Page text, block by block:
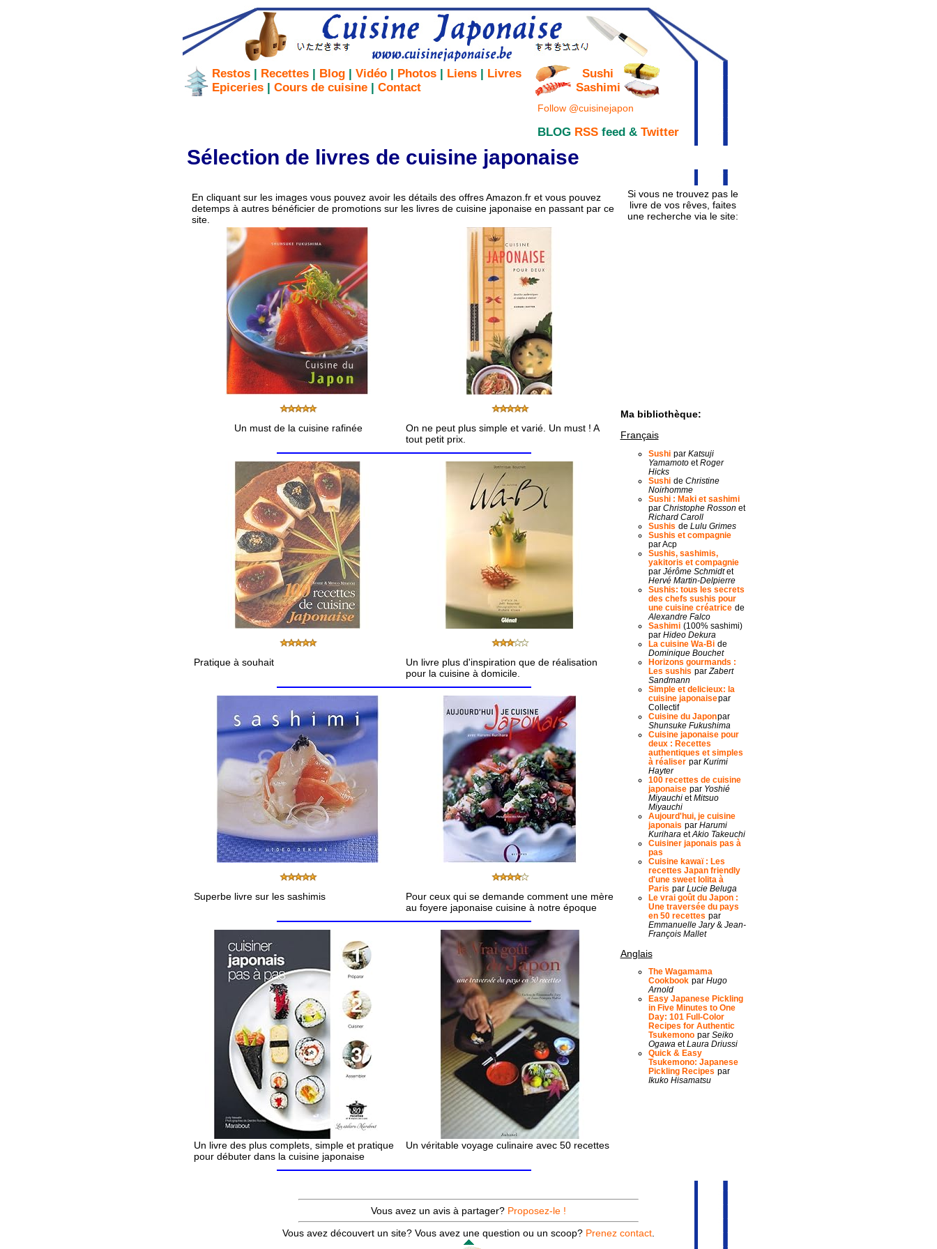
Restos| Recettes| Blog| Vidéo| Photos| Liens| Livres
Epiceries| Cours de cuisine| Contact
Sushi
Sashimi
Follow @cuisinejapon
BLOG RSSfeed & Twitter
Sélection de livres de cuisine japonaise
Si vous ne trouvez pas le
livre de vos rêves, faites
une recherche via le site:
Ma bibliothèque:
Français
Sushi par Katsuji
YamamotoetRoger
Hicks
Sushi de Christine
Noirhomme
Sushi : Maki et sashimi
par Christophe Rosson et
Richard Caroll
Sushis de Lulu Grimes
Sushis et compagnie
par Acp
Sushis, sashimis,
yakitoris et compagnie
par Jérôme Schmidtet
Hervé Martin-Delpierre
Sushis: tous les secrets
des chefs sushis pour
une cuisine créatrice de
Alexandre Falco
Sashimi (100% sashimi)
par Hideo Dekura
La cuisine Wa-Bi de
Dominique Bouchet
Horizons gourmands :
Les sushis par Zabert
Sandmann
Simple et delicieux: la
cuisine japonaisepar
Collectif
Cuisine du Japonpar
Shunsuke Fukushima
Cuisine japonaise pour
deux : Recettes
authentiques et simples
à réaliser par Kurimi
Hayter
100 recettes de cuisine
japonaise par Yoshié
MiyauchietMitsuo
Miyauchi
Aujourd'hui, je cuisine
japonais par Harumi
Kurihara etAkio Takeuchi
Cuisiner japonais pas à
pas
Cuisine kawaï : Les
recettes Japan friendly
d'une sweet lolita à
Paris par Lucie Beluga
Le vrai goût du Japon :
Une traversée du pays
en 50 recettes par
Emmanuelle Jary& Jean-
François Mallet
Anglais
The Wagamama
Cookbook par Hugo
Arnold
Easy Japanese Pickling
in Five Minutes to One
Day: 101 Full-Color
Recipes for Authentic
Tsukemono par Seiko
Ogawa etLaura Driussi
Quick & Easy
Tsukemono: Japanese
Pickling Recipes par
Ikuko Hisamatsu
En cliquant sur les images vous pouvez avoir les détails des offres Amazon.fr et vous pouvez
detemps à autres bénéficier de promotions sur les livres de cuisine japonaise en passant par ce
site.
Un must de la cuisine rafinée
On ne peut plus simple et varié. Un must ! A
tout petit prix.
Pratique à souhait
Un livre plus d'inspiration que de réalisation
pour la cuisine à domicile.
Superbe livre sur les sashimis
Pour ceux qui se demande comment une mère
au foyere japonaise cuisine à notre époque
Un livre des plus complets, simple et pratique
pour débuter dans la cuisine japonaise
Un véritable voyage culinaire avec 50 recettes
Vous avez un avis à partager? Proposez-le !
Vous avez découvert un site? Vous avez une question ou un scoop? Prenez contact